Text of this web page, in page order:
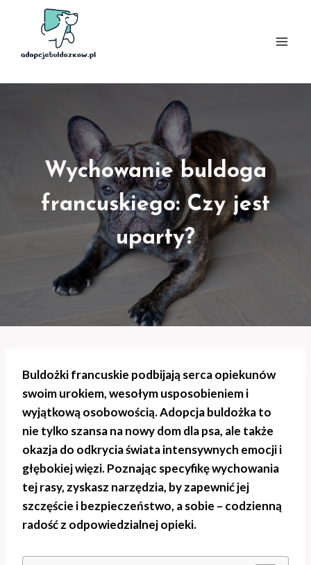
Wychowanie buldoga
francuskiego: Czy jest
uparty?
Buldożki francuskie podbijają serca opiekunów
swoim urokiem, wesołym usposobieniem i
wyjątkową osobowością. Adopcja buldożka to
nie tylko szansa na nowy dom dla psa, ale także
okazja do odkrycia świata intensywnych emocji i
głębokiej więzi. Poznając specyfikę wychowania
tej rasy, zyskasz narzędzia, by zapewnić jej
szczęście i bezpieczeństwo, a sobie – codzienną
radość z odpowiedzialnej opieki.